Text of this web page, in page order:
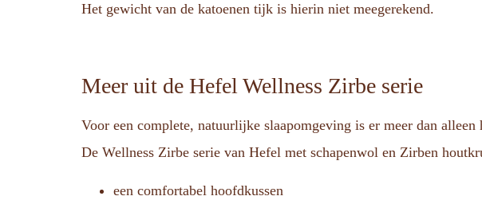
Het gewicht van de katoenen tijk is hierin niet meegerekend.
Meer uit de Hefel Wellness Zirbe serie
Voor een complete, natuurlijke slaapomgeving is er meer dan alleen
De Wellness Zirbe serie van Hefel met schapenwol en Zirben
een comfortabel hoofdkussen